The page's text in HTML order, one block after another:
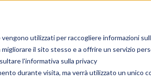
utilizzati per raccogliere informazioni
il sito stesso e a offrire un servizio
l'informativa sulla privacy
durante visita, ma verrà utilizzato un unico